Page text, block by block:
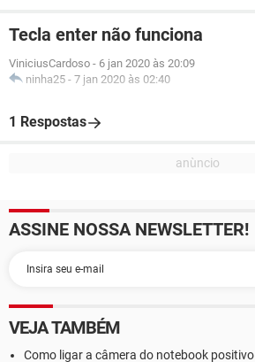
Tecla enter não funciona
ViniciusCardoso - 6 jan 2020 às 20:09
ninha25 - 7 jan 2020 às 02:40
1 Respostas
ASSINE NOSSA NEWSLETTER!
VEJA TAMBÉM
Como ligar a câmera do notebook positivo